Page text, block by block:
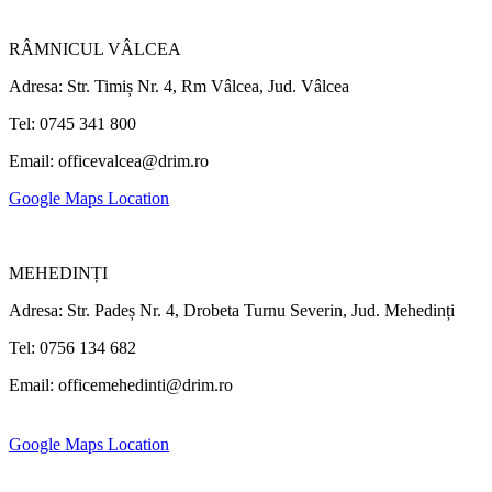
RÂMNICUL VÂLCEA
Adresa: Str. Timiș Nr. 4, Rm Vâlcea, Jud. Vâlcea
Tel: 0745 341 800
Email: officevalcea@drim.ro
Google Maps Location
MEHEDINȚI
Adresa: Str. Padeș Nr. 4, Drobeta Turnu Severin, Jud. Mehedinți
Tel: 0756 134 682
Email: officemehedinti@drim.ro
Google Maps Location